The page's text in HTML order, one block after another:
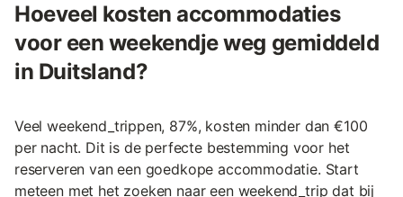
Hoeveel kosten accommodaties
voor een weekendje weg gemiddeld
in Duitsland?
Veel weekend_trippen, 87%, kosten minder dan €100
per nacht. Dit is de perfecte bestemming voor het
reserveren van een goedkope accommodatie. Start
meteen met het zoeken naar een weekend_trip dat bij